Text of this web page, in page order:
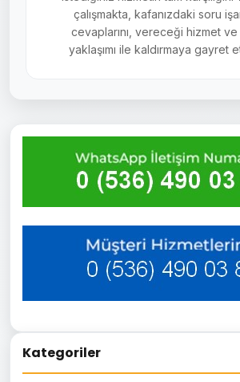
çalışmakta, kafanızdaki soru
cevaplarını, vereceği hizmet
yaklaşımı ile kaldırmaya gayret
Kategoriler